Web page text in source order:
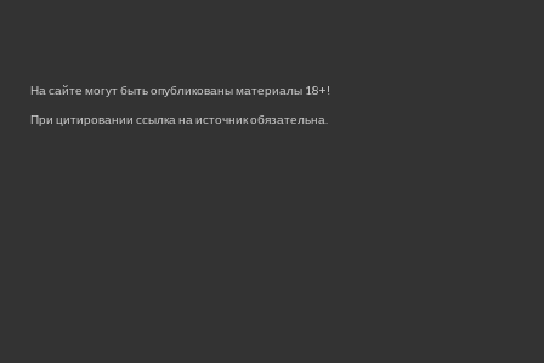
На сайте могут быть опубликованы материалы 18+!
При цитировании ссылка на источник обязательна.